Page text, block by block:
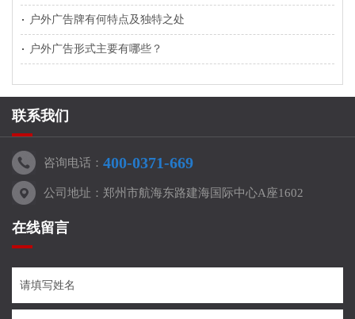
户外广告牌有何特点及独特之处
户外广告形式主要有哪些？
联系我们
咨询电话： 400-0371-669
公司地址：郑州市航海东路建海国际中心A座1602
在线留言